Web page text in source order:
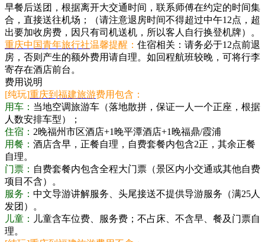
早餐后送团，根据离开大交通时间，联系师傅在约定的时间集
合，直接送往机场；（请注意退房时间不得超过中午12点，超
出要加收房费，因只有司机送机，所以客人自行换登机牌）。
重庆中国青年旅行社温馨提醒： 住宿相关：请务必于12点前退
房，否则产生的额外费用请自理。如回程航班较晚，可将行李
寄存在酒店前台。
费用说明
[纯玩]重庆到福建旅游费用包含：
用车： 当地空调旅游车（落地散拼，保证一人一个正座，根据
人数安排车型）；
住宿： 2晚福州市区酒店+1晚平潭酒店+1晚福鼎/霞浦
用餐： 酒店含早，正餐自理，自费套餐内包含2正，其余正餐
自理。
门票： 自费套餐内包含全程大门票（景区内小交通或其他自费
项目不含）。
服务： 中文导游讲解服务、头尾接送不提供导游服务（满25人
发团）。
儿童：
儿童含车位费、服务费；不占床、不含早、餐及门票自
理。